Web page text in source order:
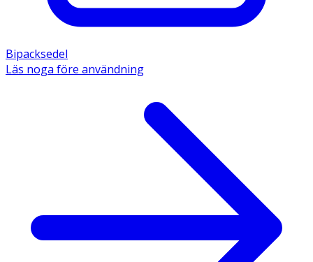
Bipacksedel
Läs noga före användning